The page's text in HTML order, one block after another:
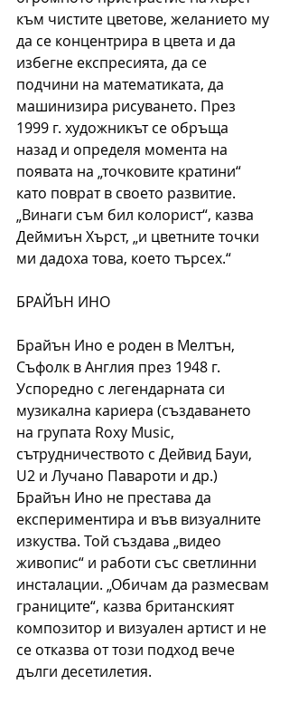
към чистите цветове, желанието му
да се концентрира в цвета и да
избегне експресията, да се
подчини на математиката, да
машинизира рисуването. През
1999 г. художникът се обръща
назад и определя момента на
появата на „точковите кратини“
като поврат в своето развитие.
„Винаги съм бил колорист“, казва
Деймиън Хърст, „и цветните точки
ми дадоха това, което търсех.“
БРАЙЪН ИНО
Брайън Ино е роден в Мелтън,
Съфолк в Англия през 1948 г.
Успоредно с легендарната си
музикална кариера (създаването
на групата Roxy Music,
сътрудничеството с Дейвид Бауи,
U2 и Лучано Павароти и др.)
Брайън Ино не престава да
експериментира и във визуалните
изкуства. Той създава „видео
живопис“ и работи със светлинни
инсталации. „Обичам да размесвам
границите“, казва британският
композитор и визуален артист и не
се отказва от този подход вече
дълги десетилетия.